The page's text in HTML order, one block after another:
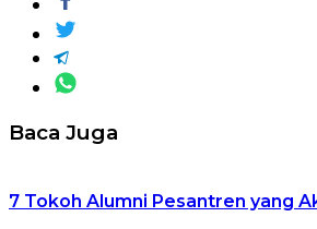
Baca Juga
7 Tokoh Alumni Pesantren yang